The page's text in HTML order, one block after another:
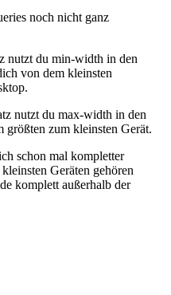
noch nicht ganz
nutzt du min-width in den
von dem kleinsten
nutzt du max-width in den
größten zum kleinsten Gerät.
schon mal kompletter
Geräten gehören
komplett außerhalb der